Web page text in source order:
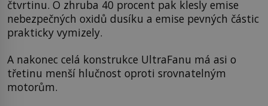
čtvrtinu. O zhruba 40 procent pak klesly emise
nebezpečných oxidů dusíku a emise pevných částic
prakticky vymizely.
A nakonec celá konstrukce UltraFanu má asi o
třetinu menší hlučnost oproti srovnatelným
motorům.